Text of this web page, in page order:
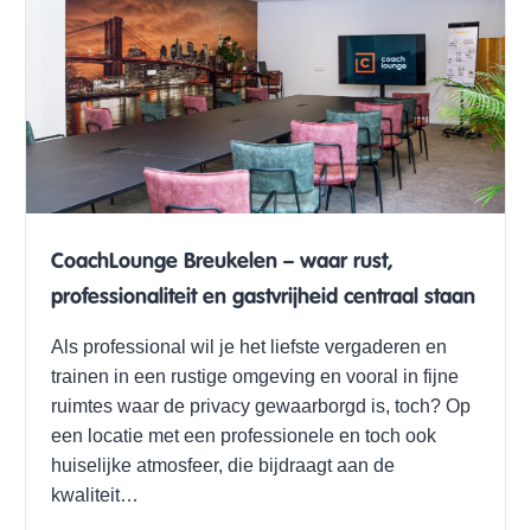
CoachLounge Breukelen – waar rust,
professionaliteit en gastvrijheid centraal staan
Als professional wil je het liefste vergaderen en
trainen in een rustige omgeving en vooral in fijne
ruimtes waar de privacy gewaarborgd is, toch? Op
een locatie met een professionele en toch ook
huiselijke atmosfeer, die bijdraagt aan de
kwaliteit…